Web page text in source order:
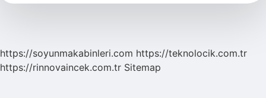
https://soyunmakabinleri.com https://teknolocik.com.tr
https://rinnovaincek.com.tr Sitemap